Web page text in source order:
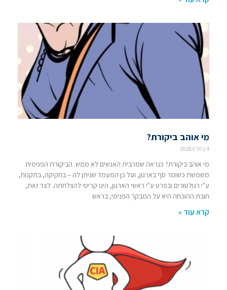
מי אוהב ביקורת?
4 במרץ 2018
מי אוהב ביקורת? כנראה שמרבית האנשים לא ממש. הביקורת הפנימית
משמשת כשומר סף בארגון, ועל כן המעמד שניתן לה – בחקיקה, בתקנות,
ע"י רגולטורים ובפרט ע"י ראשי הארגון, הינו קריטי להצלחתה. לצד זאת,
חובת ההוכחה היא על המבקר הפנימי, בראש
קרא עוד »